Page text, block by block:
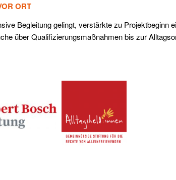
ORT
Begleitung gelingt, verstärkte zu
über Qualifizierungsmaßnahmen bis zur